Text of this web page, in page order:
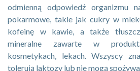
odmienną odpowiedź organizmu
pokarmowe, takie jak cukry w
kofeinę w kawie, a także
mineralne zawarte w
kosmetykach, lekach. Wszyscy
tolerują laktozy lub nie mogą